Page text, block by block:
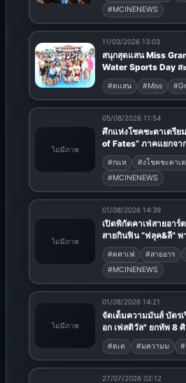
#MCINENEWS
11/03/2026 13:03
สนุกสุดแสน Miss Grand จั
Water Sports Day ส
Pictures Aquaverse
#ดแสน #Miss
ไม่มีภาพ
05/08/2026 11:54
ศึกแห่งโชคชะตาเตรีย
of Fates” ภาคแยกจา
Fates” เตรียมสตรีมบ
#กแห #งโชคชะตาเ
#MCINENEWS
ไม่มีภาพ
01/08/2026 14:39
เปิดพิกัดคาเฟ่สายอาร์
สายกินฟิน “ฟลุค&ลี”
#ดคาเฟ #สายอาร
#MCINENEWS
ไม่มีภาพ
01/08/2026 14:21
จัดเต็มความมันส์ บัตร
อก เฟสติวัล" ยกทัพ 8 ศิลปินสุดเดือดบุกอิมแพค
นำโดย เสก โลโซ, ซิลลี่
ตมัลเล็ต, สล็อตแมชชีน
โซนิค และซีล
#ดเต #มความม #
27/07/2026 02:12